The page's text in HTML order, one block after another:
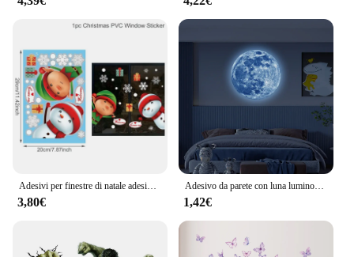
3,80€
Adesivo da parete con luna luminosa estetica 3D Adesivo fluorescente che si illumina al buio PVC Home Kids Room Decalcomanie Wall Decor Wallpaper
1,42€